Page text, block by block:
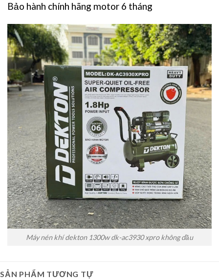
Bảo hành chính hãng motor 6 tháng
Máy nén khí dekton 1300w dk-ac3930 xpro không dầu
SẢN PHẨM TƯƠNG TỰ